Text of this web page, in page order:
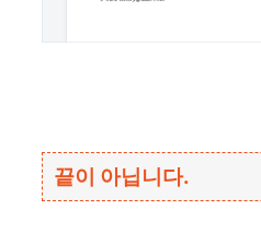
끝이 아닙니다.